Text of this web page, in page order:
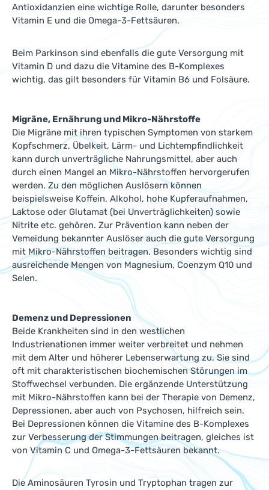
Antioxidanzien eine wichtige Rolle, darunter besonders
Vitamin E und die Omega-3-Fettsäuren.
Beim Parkinson sind ebenfalls die gute Versorgung mit
Vitamin D und dazu die Vitamine des B-Komplexes
wichtig, das gilt besonders für Vitamin B6 und Folsäure.
Migräne, Ernährung und Mikro-Nährstoffe
Die Migräne mit ihren typischen Symptomen von starkem
Kopfschmerz, Übelkeit, Lärm- und Lichtempfindlichkeit
kann durch unverträgliche Nahrungsmittel, aber auch
durch einen Mangel an Mikro-Nährstoffen hervorgerufen
werden. Zu den möglichen Auslösern können
beispielsweise Koffein, Alkohol, hohe Kupferaufnahmen,
Laktose oder Glutamat (bei Unverträglichkeiten) sowie
Nitrite etc. gehören. Zur Prävention kann neben der
Vemeidung bekannter Auslöser auch die gute Versorgung
mit Mikro-Nährstoffen beitragen. Besonders wichtig sind
ausreichende Mengen von Magnesium, Coenzym Q10 und
Selen.
Demenz und Depressionen
Beide Krankheiten sind in den westlichen
Industrienationen immer weiter verbreitet und nehmen
mit dem Alter und höherer Lebenserwartung zu. Sie sind
oft mit charakteristischen biochemischen Störungen im
Stoffwechsel verbunden. Die ergänzende Unterstützung
mit Mikro-Nährstoffen kann bei der Therapie von Demenz,
Depressionen, aber auch von Psychosen, hilfreich sein.
Bei Depressionen können die Vitamine des B-Komplexes
zur Verbesserung der Stimmungen beitragen, gleiches ist
von Vitamin C und Omega-3-Fettsäuren bekannt.
Die Aminosäuren Tyrosin und Tryptophan tragen zur